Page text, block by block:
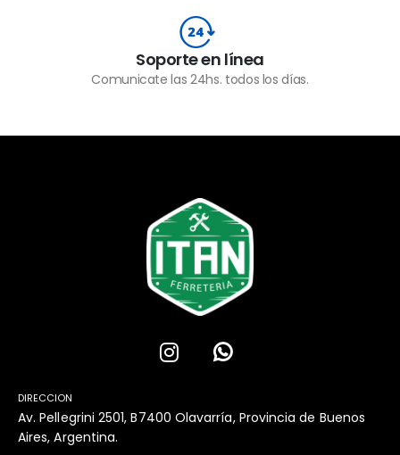
Soporte en línea
Comunicate las 24hs. todos los días.
DIRECCION
Av. Pellegrini 2501, B7400 Olavarría, Provincia de Buenos
Aires, Argentina.